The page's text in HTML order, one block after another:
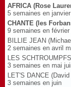
AFRICA (Rose
5 semaines en
CHANTE (les
9 semaines en février
BILLIE JEAN
2 semaines en avril
LES
3 semaines en mai
LET'S DANCE
3 semaines en juin